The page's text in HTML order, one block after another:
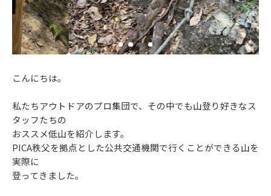
こんにちは。
私たちアウトドアのプロ集団で、その中でも山登り好きなス
タッフたちの
おススメ低山を紹介します。
PICA秩父を拠点とした公共交通機関で行くことができる山を
実際に
登ってきました。